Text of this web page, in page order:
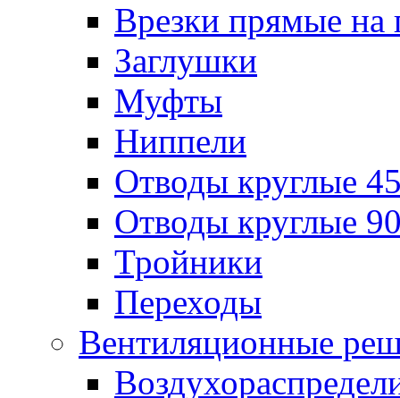
Врезки прямые на
Заглушки
Муфты
Ниппели
Отводы круглые
Отводы круглые
Тройники
Переходы
Вентиляционные